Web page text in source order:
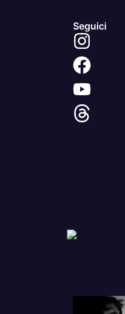
Seguici